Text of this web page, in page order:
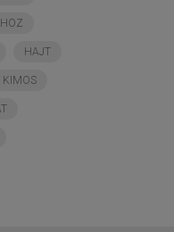
HOZ
HAJT
KIMOS